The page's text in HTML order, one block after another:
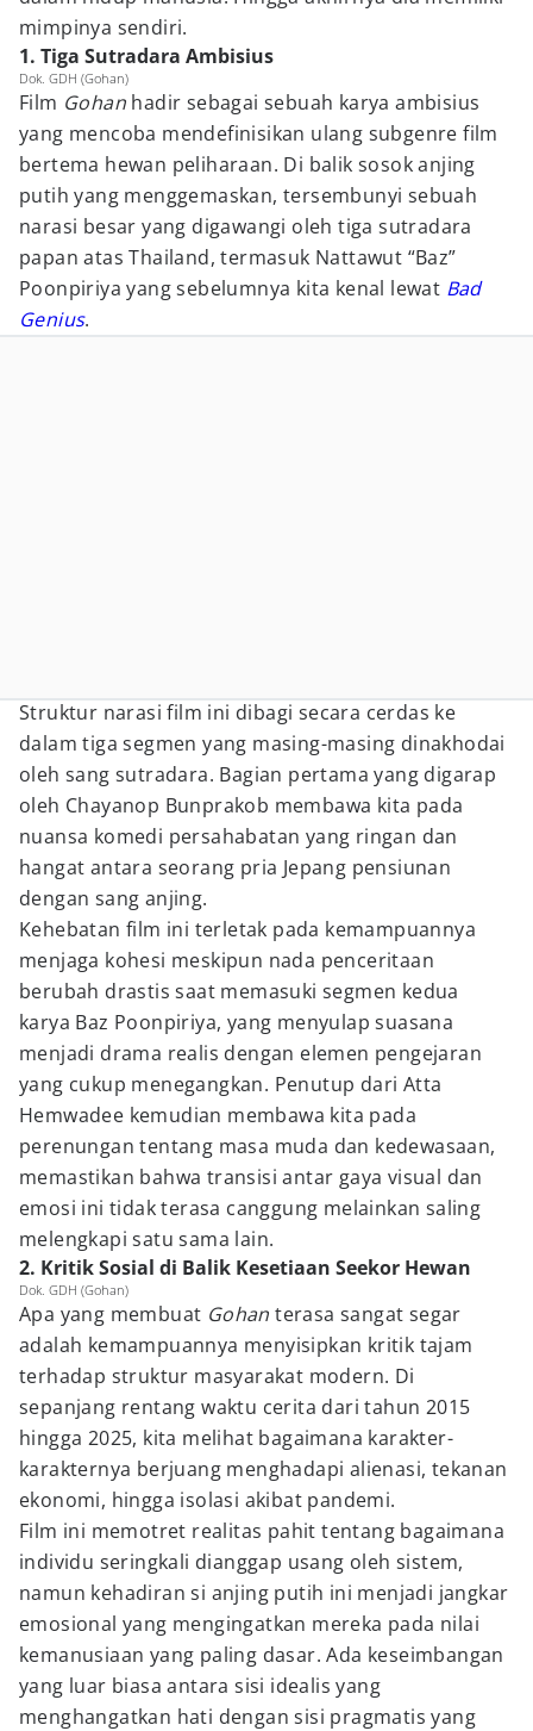
mimpinya sendiri.
1. Tiga Sutradara Ambisius
Dok. GDH (Gohan)
Film Gohan hadir sebagai sebuah karya ambisius
yang mencoba mendefinisikan ulang subgenre film
bertema hewan peliharaan. Di balik sosok anjing
putih yang menggemaskan, tersembunyi sebuah
narasi besar yang digawangi oleh tiga sutradara
papan atas Thailand, termasuk Nattawut “Baz”
Poonpiriya yang sebelumnya kita kenal lewat Bad
Genius.
Struktur narasi film ini dibagi secara cerdas ke
dalam tiga segmen yang masing-masing dinakhodai
oleh sang sutradara. Bagian pertama yang digarap
oleh Chayanop Bunprakob membawa kita pada
nuansa komedi persahabatan yang ringan dan
hangat antara seorang pria Jepang pensiunan
dengan sang anjing.
Kehebatan film ini terletak pada kemampuannya
menjaga kohesi meskipun nada penceritaan
berubah drastis saat memasuki segmen kedua
karya Baz Poonpiriya, yang menyulap suasana
menjadi drama realis dengan elemen pengejaran
yang cukup menegangkan. Penutup dari Atta
Hemwadee kemudian membawa kita pada
perenungan tentang masa muda dan kedewasaan,
memastikan bahwa transisi antar gaya visual dan
emosi ini tidak terasa canggung melainkan saling
melengkapi satu sama lain.
2. Kritik Sosial di Balik Kesetiaan Seekor Hewan
Dok. GDH (Gohan)
Apa yang membuat Gohan terasa sangat segar
adalah kemampuannya menyisipkan kritik tajam
terhadap struktur masyarakat modern. Di
sepanjang rentang waktu cerita dari tahun 2015
hingga 2025, kita melihat bagaimana karakter-
karakternya berjuang menghadapi alienasi, tekanan
ekonomi, hingga isolasi akibat pandemi.
Film ini memotret realitas pahit tentang bagaimana
individu seringkali dianggap usang oleh sistem,
namun kehadiran si anjing putih ini menjadi jangkar
emosional yang mengingatkan mereka pada nilai
kemanusiaan yang paling dasar. Ada keseimbangan
yang luar biasa antara sisi idealis yang
menghangatkan hati dengan sisi pragmatis yang